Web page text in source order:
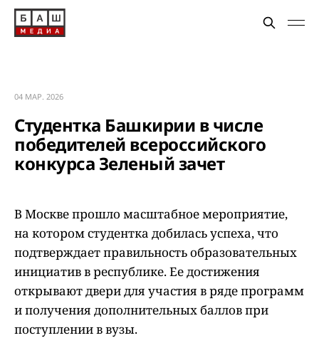
04 МАР. 2026
Студентка Башкирии в числе
победителей всероссийского
конкурса Зеленый зачет
В Москве прошло масштабное мероприятие,
на котором студентка добилась успеха, что
подтверждает правильность образовательных
инициатив в республике. Ее достижения
открывают двери для участия в ряде программ
и получения дополнительных баллов при
поступлении в вузы.